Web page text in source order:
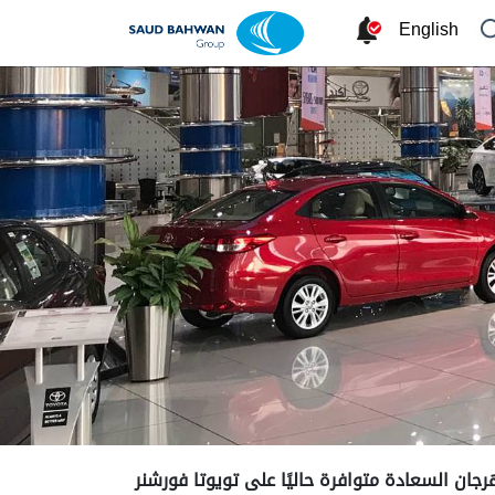
English
السعادة متوافرة حاليًا على تويوتا فورشنر